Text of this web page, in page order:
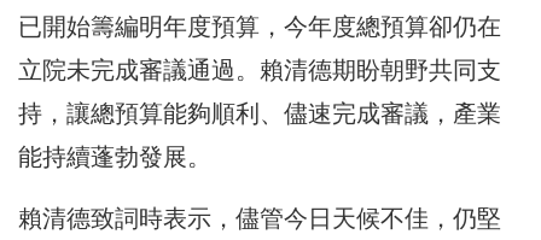
已開始籌編明年度預算，今年度總預算卻仍在
立院未完成審議通過。賴清德期盼朝野共同支
持，讓總預算能夠順利、儘速完成審議，產業
能持續蓬勃發展。
賴清德致詞時表示，儘管今日天候不佳，仍堅